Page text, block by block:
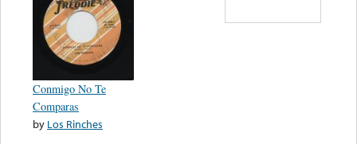
Conmigo No Te
Comparas
by Los Rinches